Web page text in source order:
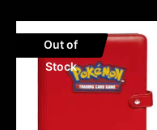
Out of
Stock